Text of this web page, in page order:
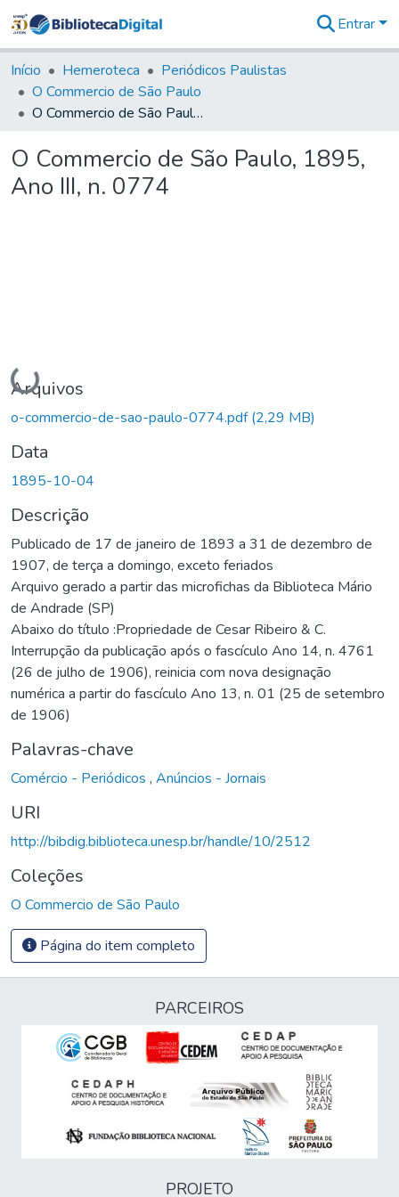
&
Coleções
Tudo na
Biblioteca
Estatísticas
Entrar
Início Hemeroteca
Periódicos Paulistas
O Commercio de São Paulo
O Commercio de São Paulo, 1895, Ano III, n. 0774
O Commercio de São Paulo, 1895,
Ano III, n. 0774
Carregando...
Arquivos
o-commercio-de-sao-paulo-0774.pdf(2,29 MB)
Data
1895-10-04
Descrição
Publicado de 17 de janeiro de 1893 a 31 de dezembro de
1907, de terça a domingo, exceto feriados
Arquivo gerado a partir das microfichas da Biblioteca Mário
de Andrade (SP)
Abaixo do título :Propriedade de Cesar Ribeiro & C.
Interrupção da publicação após o fascículo Ano 14, n. 4761
(26 de julho de 1906), reinicia com nova designação
numérica a partir do fascículo Ano 13, n. 01 (25 de setembro
de 1906)
Palavras-chave
Comércio - Periódicos , Anúncios - Jornais
URI
http://bibdig.biblioteca.unesp.br/handle/10/2512
Coleções
O Commercio de São Paulo
Página do item completo
PARCEIROS
PROJETO